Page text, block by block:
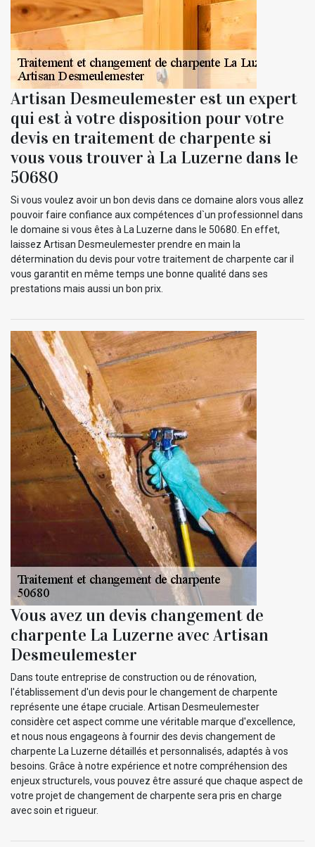
Artisan Desmeulemester est un expert
qui est à votre disposition pour votre
devis en traitement de charpente si
vous vous trouver à La Luzerne dans le
50680
Si vous voulez avoir un bon devis dans ce domaine alors vous allez
pouvoir faire confiance aux compétences d`un professionnel dans
le domaine si vous êtes à La Luzerne dans le 50680. En effet,
laissez Artisan Desmeulemester prendre en main la
détermination du devis pour votre traitement de charpente car il
vous garantit en même temps une bonne qualité dans ses
prestations mais aussi un bon prix.
Vous avez un devis changement de
charpente La Luzerne avec Artisan
Desmeulemester
Dans toute entreprise de construction ou de rénovation,
l'établissement d'un devis pour le changement de charpente
représente une étape cruciale. Artisan Desmeulemester
considère cet aspect comme une véritable marque d'excellence,
et nous nous engageons à fournir des devis changement de
charpente La Luzerne détaillés et personnalisés, adaptés à vos
besoins. Grâce à notre expérience et notre compréhension des
enjeux structurels, vous pouvez être assuré que chaque aspect de
votre projet de changement de charpente sera pris en charge
avec soin et rigueur.